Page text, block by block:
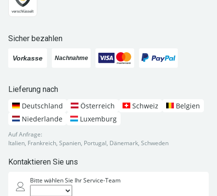
Sicher bezahlen
Lieferung nach
Deutschland
Österreich Schweiz
Belgien
Niederlande
Luxemburg
Auf Anfrage:
Italien, Frankreich, Spanien, Portugal, Dänemark, Schweden
Kontaktieren Sie uns
Bitte wählen Sie Ihr Service-Team